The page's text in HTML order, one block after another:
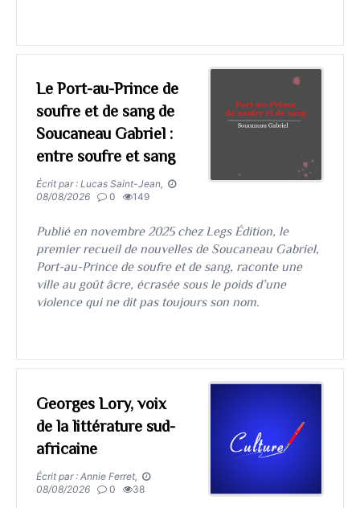
Le Port-au-Prince de
soufre et de sang de
Soucaneau Gabriel :
entre soufre et sang
Écrit par : Lucas Saint-Jean,
08/08/2026
0 149
​​​​​​​Publié en novembre 2025 chez Legs Édition, le
premier recueil de nouvelles de Soucaneau Gabriel,
Port-au-Prince de soufre et de sang, raconte une
ville au goût âcre, écrasée sous le poids d’une
violence qui ne dit pas toujours son nom.
Georges Lory, voix
de la littérature sud-
africaine
Écrit par : Annie Ferret,
08/08/2026
0 38